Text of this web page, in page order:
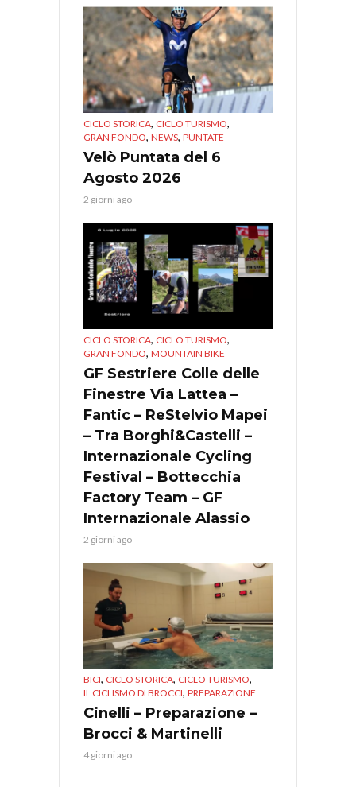
CICLO STORICA, CICLO TURISMO,
GRAN FONDO, NEWS, PUNTATE
Velò Puntata del 6
Agosto 2026
2 giorni ago
CICLO STORICA, CICLO TURISMO,
GRAN FONDO, MOUNTAIN BIKE
GF Sestriere Colle delle
Finestre Via Lattea –
Fantic – ReStelvio Mapei
– Tra Borghi&Castelli –
Internazionale Cycling
Festival – Bottecchia
Factory Team – GF
Internazionale Alassio
2 giorni ago
BICI, CICLO STORICA, CICLO TURISMO,
IL CICLISMO DI BROCCI, PREPARAZIONE
Cinelli – Preparazione –
Brocci & Martinelli
4 giorni ago